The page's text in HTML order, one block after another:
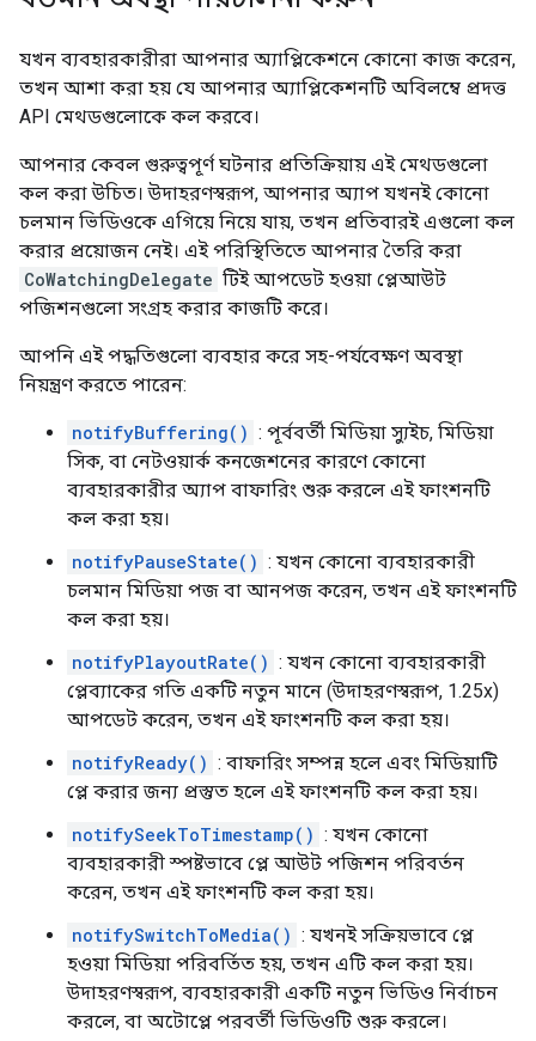
যখন ব্যবহারকারীরা আপনার অ্যাপ্লিকেশনে কোনো কাজ করেন,
তখন আশা করা হয় যে আপনার অ্যাপ্লিকেশনটি অবিলম্বে প্রদত্ত
API মেথডগুলোকে কল করবে।
আপনার কেবল গুরুত্বপূর্ণ ঘটনার প্রতিক্রিয়ায় এই মেথডগুলো
কল করা উচিত। উদাহরণস্বরূপ, আপনার অ্যাপ যখনই কোনো
চলমান ভিডিওকে এগিয়ে নিয়ে যায়, তখন প্রতিবারই এগুলো কল
করার প্রয়োজন নেই। এই পরিস্থিতিতে আপনার তৈরি করা
CoWatchingDelegate টিই আপডেট হওয়া প্লেআউট
পজিশনগুলো সংগ্রহ করার কাজটি করে।
আপনি এই পদ্ধতিগুলো ব্যবহার করে সহ-পর্যবেক্ষণ অবস্থা
নিয়ন্ত্রণ করতে পারেন:
notifyBuffering() : পূর্ববর্তী মিডিয়া স্যুইচ, মিডিয়া
সিক, বা নেটওয়ার্ক কনজেশনের কারণে কোনো
ব্যবহারকারীর অ্যাপ বাফারিং শুরু করলে এই ফাংশনটি
কল করা হয়।
notifyPauseState() : যখন কোনো ব্যবহারকারী
চলমান মিডিয়া পজ বা আনপজ করেন, তখন এই ফাংশনটি
কল করা হয়।
notifyPlayoutRate() : যখন কোনো ব্যবহারকারী
প্লেব্যাকের গতি একটি নতুন মানে (উদাহরণস্বরূপ, 1.25x)
আপডেট করেন, তখন এই ফাংশনটি কল করা হয়।
notifyReady() : বাফারিং সম্পন্ন হলে এবং মিডিয়াটি
প্লে করার জন্য প্রস্তুত হলে এই ফাংশনটি কল করা হয়।
notifySeekToTimestamp() : যখন কোনো
ব্যবহারকারী স্পষ্টভাবে প্লে আউট পজিশন পরিবর্তন
করেন, তখন এই ফাংশনটি কল করা হয়।
notifySwitchToMedia() : যখনই সক্রিয়ভাবে প্লে
হওয়া মিডিয়া পরিবর্তিত হয়, তখন এটি কল করা হয়।
উদাহরণস্বরূপ, ব্যবহারকারী একটি নতুন ভিডিও নির্বাচন
করলে, বা অটোপ্লে পরবর্তী ভিডিওটি শুরু করলে।